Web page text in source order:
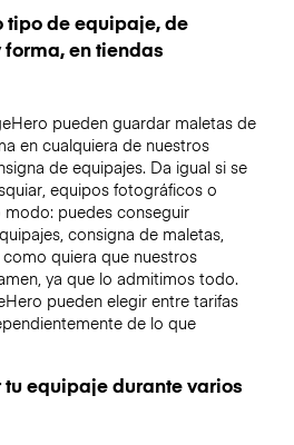
de equipaje, de
en tiendas
pueden guardar maletas de
en cualquiera de nuestros
de equipajes. Da igual si se
equipos fotográficos o
puedes conseguir
consigna de maletas,
quiera que nuestros
ya que lo admitimos todo.
pueden elegir entre tarifas
de lo que
equipaje durante varios